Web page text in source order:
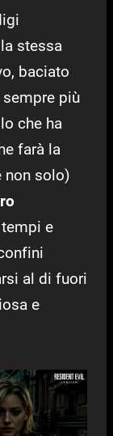
stessa
baciato
più
che ha
farà la
non solo)
e
al di fuori
e